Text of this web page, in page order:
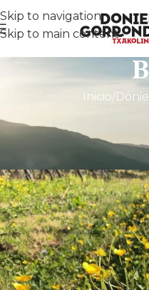
Skip to navigation
Skip to main content
Inicio
donie20425wp